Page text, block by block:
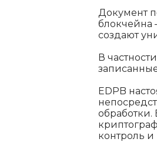
Документ
блокчейна
создают
В
EDPB
обработки.
контроль